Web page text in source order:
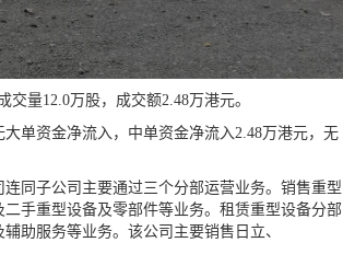
量12.0万股，成交额2.48万港元。
单资金净流入，中单资金净流入2.48万港元，无
同子公司主要通过三个分部运营业务。销售重型
手重型设备及零部件等业务。租赁重型设备分部
助服务等业务。该公司主要销售日立、